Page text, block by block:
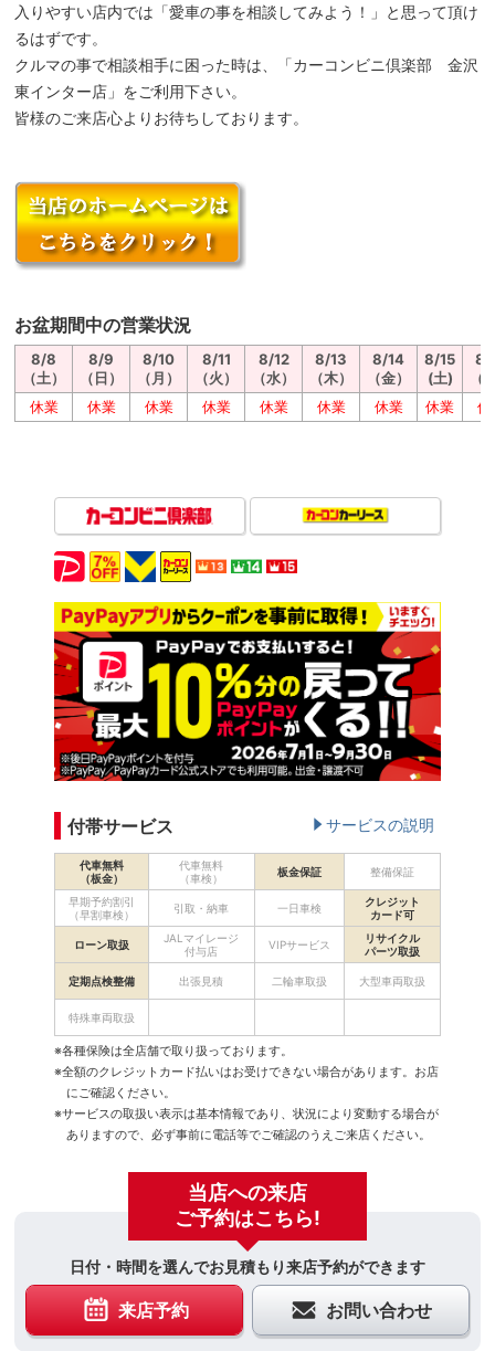
入りやすい店内では「愛車の事を相談してみよう！」と思って頂け
るはずです。
クルマの事で相談相手に困った時は、「カーコンビニ倶楽部 金沢
東インター店」をご利用下さい。
皆様のご来店心よりお待ちしております。
お盆期間中の営業状況
8/8
（土）
8/9
（日）
8/10
（月）
8/11
（火）
8/12
（水）
8/13
（木）
8/14
（金）
8/15
(土)
8/
（
休業
休業 休業 休業 休業 休業 休業 休業 休
付帯サービス サービスの説明
代車無料
（板金）
代車無料
（車検）
板金保証 整備保証
早期予約割引
（早割車検）
引取・納車 一日車検
クレジット
カード可
ローン取扱
JALマイレージ
付与店
VIPサービス
リサイクル
パーツ取扱
定期点検整備 出張見積 二輪車取扱 大型車両取扱
特殊車両取扱
※各種保険は全店舗で取り扱っております。
※全額のクレジットカード払いはお受けできない場合があります。お店
にご確認ください。
※サービスの取扱い表示は基本情報であり、状況により変動する場合が
ありますので、必ず事前に電話等でご確認のうえご来店ください。
当店への来店
ご予約はこちら!
日付・時間を選んでお見積もり来店予約ができます
来店予約 お問い合わせ